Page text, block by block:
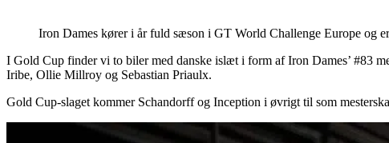
Iron Dames kører i år fuld sæson i GT World Challenge Europe og
I Gold Cup finder vi to biler med danske islæt i form af Iron Dames’ #83
Iribe, Ollie Millroy og Sebastian Priaulx.
Gold Cup-slaget kommer Schandorff og Inception i øvrigt til som